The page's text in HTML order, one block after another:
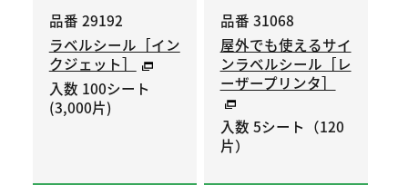
品番 29192
ラベルシール［イン
クジェット］
入数 100シート
(3,000片)
品番 31068
屋外でも使えるサイ
ンラベルシール［レ
ーザープリンタ］
入数 5シート（120
片）